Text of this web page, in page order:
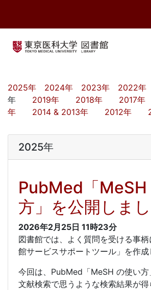
2025年 2024年 2023年 2022年
年 2019年 2018年 2017年
年
2014 & 2013年 2012年
2025年
PubMed「MeSH
方」を公開しま
2026年2月25日 11時23分
図書館では、よく質問を受ける事
館サービスサポートツール」を作成
今回は、PubMed「MeSH の使い方
文献検索で思うような検索結果が